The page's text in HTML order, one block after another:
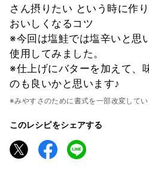
さん摂りたい という時に作り
おいしくなるコツ
※今回は塩鮭では塩辛いと思
使用してみました。
※仕上げにバターを加えて、
のも良いかと思います♪
※みやすさのために書式を一部改変してい
このレシピをシェアする